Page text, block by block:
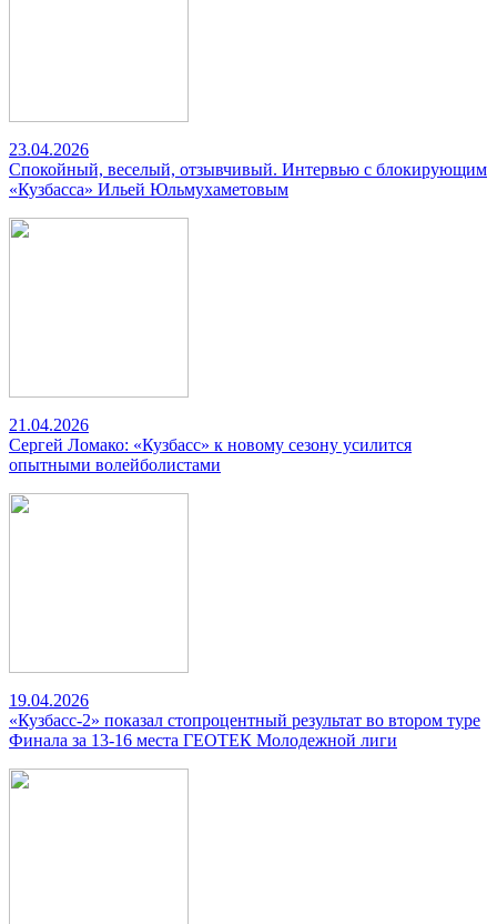
23.04.2026
Спокойный, веселый, отзывчивый. Интервью с блокирующим
«Кузбасса» Ильей Юльмухаметовым
21.04.2026
Сергей Ломако: «Кузбасс» к новому сезону усилится
опытными волейболистами
19.04.2026
«Кузбасс-2» показал стопроцентный результат во втором туре
Финала за 13-16 места ГЕОТЕК Молодежной лиги